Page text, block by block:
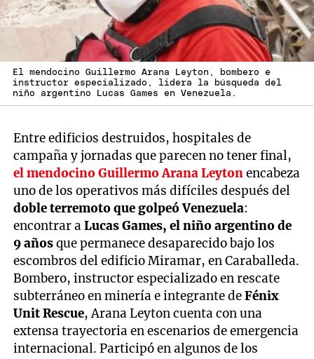
El mendocino Guillermo Arana Leyton, bombero e
instructor especializado, lidera la búsqueda del
niño argentino Lucas Games en Venezuela.
Entre edificios destruidos, hospitales de
campaña y jornadas que parecen no tener final,
el mendocino Guillermo Arana Leytonencabeza
uno de los operativos más difíciles después del
doble terremoto que golpeó Venezuela:
encontrar aLucas Games, el niño argentino de
9 añosque permanece desaparecido bajo los
escombros del edificio Miramar, en Caraballeda.
Bombero, instructor especializado en rescate
subterráneo en minería e integrante deFénix
Unit Rescue, Arana Leyton cuenta con una
extensa trayectoria en escenarios de emergencia
internacional. Participó en algunos de los